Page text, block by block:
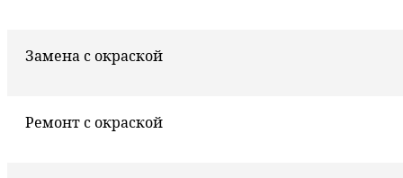
Замена с окраской
Ремонт с окраской